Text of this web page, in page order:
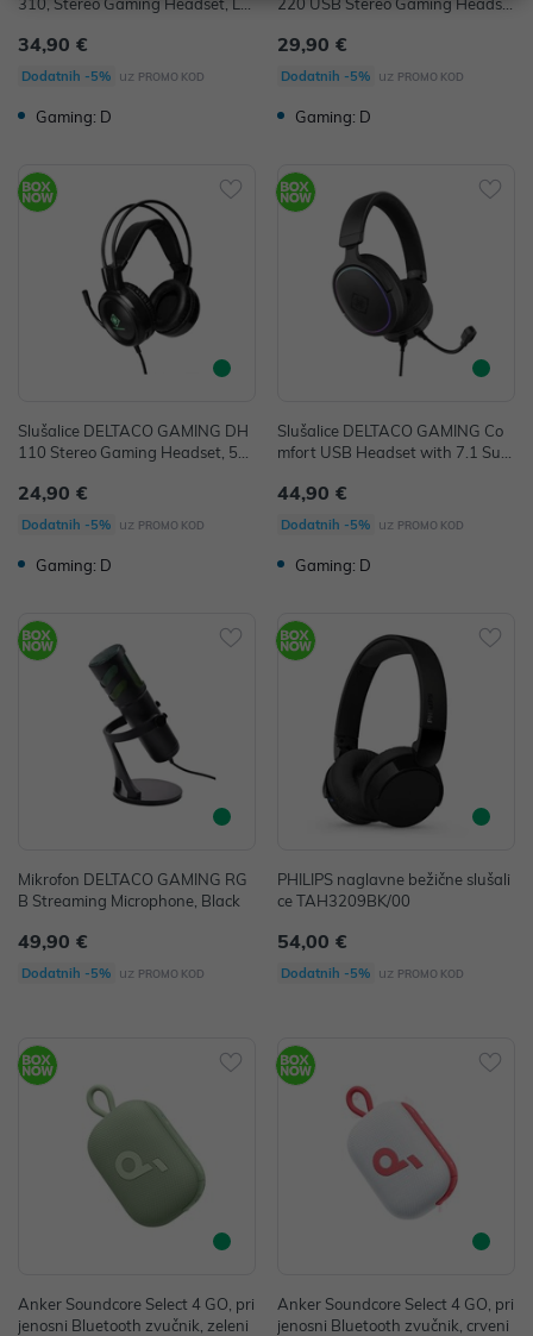
34,90 €
Dodatnih -5% uz PROMO KOD
Gaming: D
29,90 €
Dodatnih -5% uz PROMO KOD
Gaming: D
Slušalice DELTACO GAMING DH
110 Stereo Gaming Headset, 50
one, black
24,90 €
Dodatnih -5% uz PROMO KOD
Gaming: D
Slušalice DELTACO GAMING Co
mfort USB Headset with 7.1 Surr
44,90 €
Dodatnih -5% uz PROMO KOD
Gaming: D
Mikrofon DELTACO GAMING RG
B Streaming Microphone, Black
49,90 €
Dodatnih -5% uz PROMO KOD
PHILIPS naglavne bežične slušali
ce TAH3209BK/00
54,00 €
Dodatnih -5% uz PROMO KOD
Anker Soundcore Select 4 GO, pri
jenosni Bluetooth zvučnik, zeleni
Anker Soundcore Select 4 GO, pri
jenosni Bluetooth zvučnik, crveni